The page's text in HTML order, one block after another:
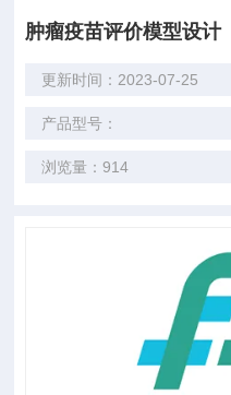
肿瘤疫苗评价模型设计
更新时间：2023-07-25
产品型号：
浏览量：914